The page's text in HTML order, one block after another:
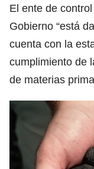
El ente de
Gobierno “está
cuenta con la
cumplimiento de
de materias